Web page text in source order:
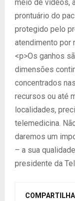
meio de vídeos,
prontuário do
protegido pelo
atendimento por
<p>Os ganhos
dimensões
concentrados
recursos ou até
localidades,
telemedicina.
daremos um
– a sua
presidente da